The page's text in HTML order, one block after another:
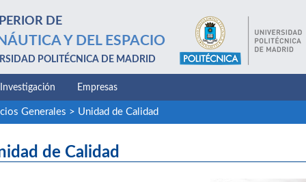
DE
Y DEL ESPACIO
POLITÉCNICA DE MADRID
Investigación Empresas
Generales > Unidad de Calidad
de Calidad